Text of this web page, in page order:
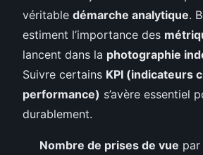
véritable démarche analytique.
estiment l’importance des
lancent dans la photographie
Suivre certains KPI (indicateurs
performance) s’avère essentiel
durablement.
Nombre de prises de vue par